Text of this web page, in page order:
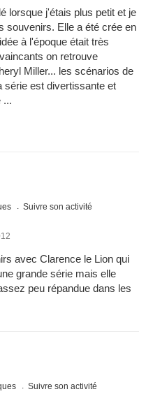
lorsque j'étais plus petit et je
souvenirs. Elle a été crée en
à l'époque était très
on retrouve
Miller... les scénarios de
série est divertissante et
...
Suivre son activité
avec Clarence le Lion qui
grande série mais elle
peu répandue dans les
Suivre son activité